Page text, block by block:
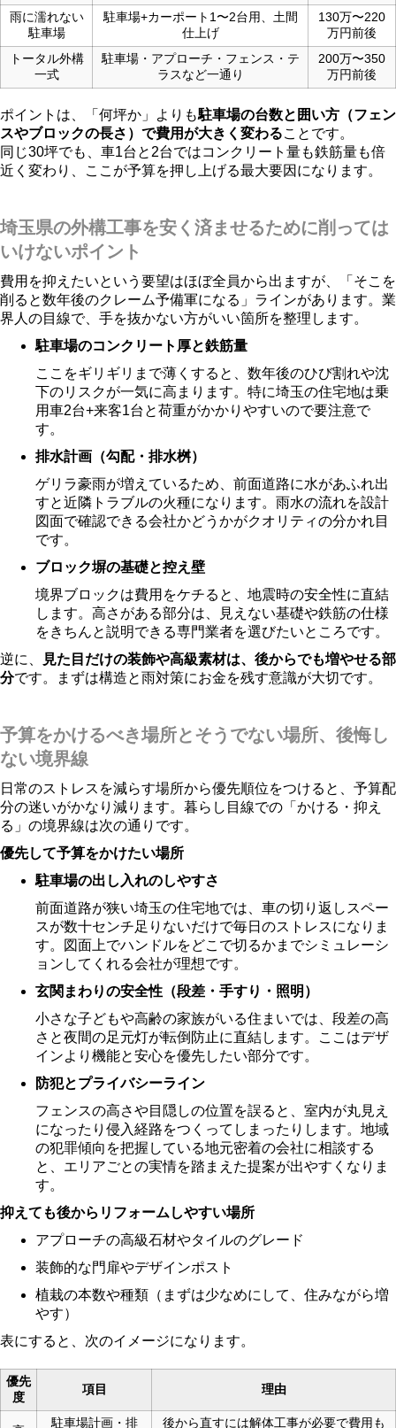
雨に濡れない
駐車場
駐車場+カーポート1〜2台用、土間
仕上げ
130万〜220
万円前後
トータル外構
一式
駐車場・アプローチ・フェンス・テ
ラスなど一通り
200万〜350
万円前後
ポイントは、「何坪か」よりも駐車場の台数と囲い方（フェン
スやブロックの長さ）で費用が大きく変わることです。
同じ30坪でも、車1台と2台ではコンクリート量も鉄筋量も倍
近く変わり、ここが予算を押し上げる最大要因になります。
埼玉県の外構工事を安く済ませるために削っては
いけないポイント
費用を抑えたいという要望はほぼ全員から出ますが、「そこを
削ると数年後のクレーム予備軍になる」ラインがあります。業
界人の目線で、手を抜かない方がいい箇所を整理します。
駐車場のコンクリート厚と鉄筋量
ここをギリギリまで薄くすると、数年後のひび割れや沈
下のリスクが一気に高まります。特に埼玉の住宅地は乗
用車2台+来客1台と荷重がかかりやすいので要注意で
す。
排水計画（勾配・排水桝）
ゲリラ豪雨が増えているため、前面道路に水があふれ出
すと近隣トラブルの火種になります。雨水の流れを設計
図面で確認できる会社かどうかがクオリティの分かれ目
です。
ブロック塀の基礎と控え壁
境界ブロックは費用をケチると、地震時の安全性に直結
します。高さがある部分は、見えない基礎や鉄筋の仕様
をきちんと説明できる専門業者を選びたいところです。
逆に、
見た目だけの装飾や高級素材は、後からでも増やせる部
分です。まずは構造と雨対策にお金を残す意識が大切です。
予算をかけるべき場所とそうでない場所、後悔し
ない境界線
日常のストレスを減らす場所から優先順位をつけると、予算配
分の迷いがかなり減ります。暮らし目線での「かける・抑え
る」の境界線は次の通りです。
優先して予算をかけたい場所
駐車場の出し入れのしやすさ
前面道路が狭い埼玉の住宅地では、車の切り返しスペー
スが数十センチ足りないだけで毎日のストレスになりま
す。図面上でハンドルをどこで切るかまでシミュレーシ
ョンしてくれる会社が理想です。
玄関まわりの安全性（段差・手すり・照明）
小さな子どもや高齢の家族がいる住まいでは、段差の高
さと夜間の足元灯が転倒防止に直結します。ここはデザ
インより機能と安心を優先したい部分です。
防犯とプライバシーライン
フェンスの高さや目隠しの位置を誤ると、室内が丸見え
になったり侵入経路をつくってしまったりします。地域
の犯罪傾向を把握している地元密着の会社に相談する
と、エリアごとの実情を踏まえた提案が出やすくなりま
す。
抑えても後からリフォームしやすい場所
アプローチの高級石材やタイルのグレード
装飾的な門扉やデザインポスト
植栽の本数や種類（まずは少なめにして、住みながら増
やす）
表にすると、次のイメージになります。
優先
度
項目 理由
駐車場計画・排
後から直すには解体工事が必要で費用も